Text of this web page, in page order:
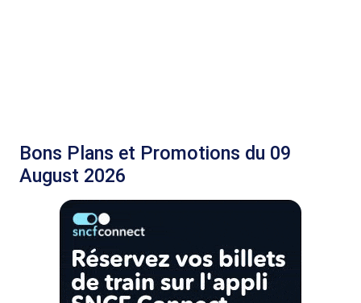
Bons Plans et Promotions du 09
August 2026